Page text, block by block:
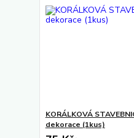
KORÁLKOVÁ
dekorace (1kus)